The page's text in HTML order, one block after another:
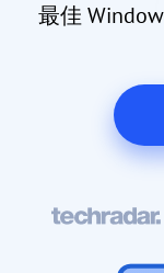
最佳